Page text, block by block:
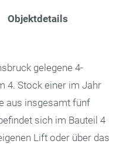
Objektdetails
gelegene 4-
4. Stock einer im Jahr
aus insgesamt fünf
sich im Bauteil 4
Lift oder über das